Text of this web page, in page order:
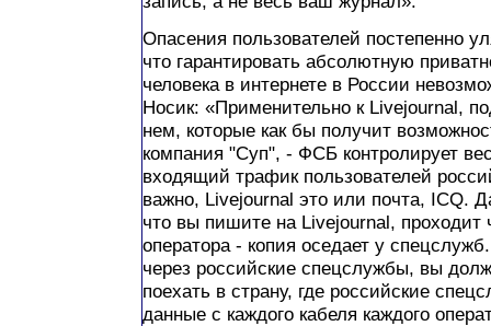
Опасения пользователей постепенно
что гарантировать абсолютную
человека в интернете в России
Носик: «Применительно к Livejournal,
нем, которые как бы получит
компания "Суп", - ФСБ контролирует
входящий трафик пользователей
важно, Livejournal это или почта, ICQ.
что вы пишите на Livejournal, проходит
оператора - копия оседает у
через российские спецслужбы, вы
поехать в страну, где российские
данные с каждого кабеля каждого